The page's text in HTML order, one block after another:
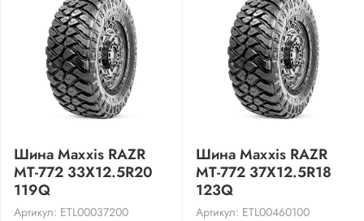
Шина Maxxis RAZR
MT-772 33X12.5R20
119Q
Артикул: ETL00037200
Шина Maxxis RAZR
MT-772 37X12.5R18
123Q
Артикул: ETL00460100